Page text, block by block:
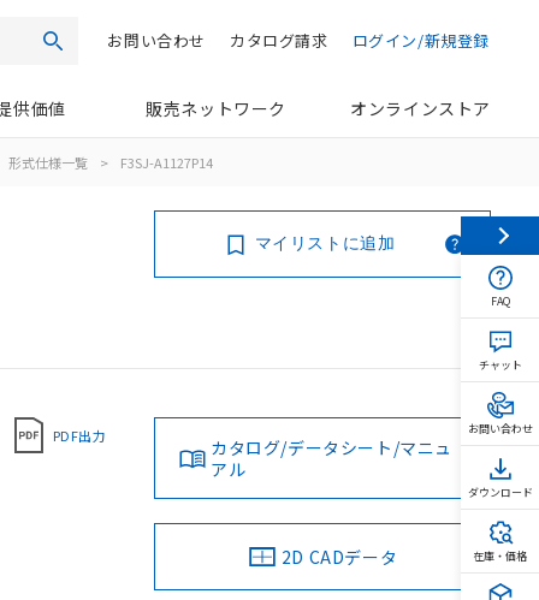
検索 ログイン/新規登録
カタログ請求
お問い合わせ
供価値 販売ネットワーク オンラインストア
形式仕様一覧 > F3SJ-A1127P14
マイリストに追加
PDF出力
カタログ/データシート/マニュ
アル
2D CADデータ
FAQ
チャット
お問い合わせ
ダウンロード
在庫・価格